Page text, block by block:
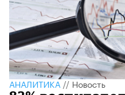
АНАЛИТИКА//Новость